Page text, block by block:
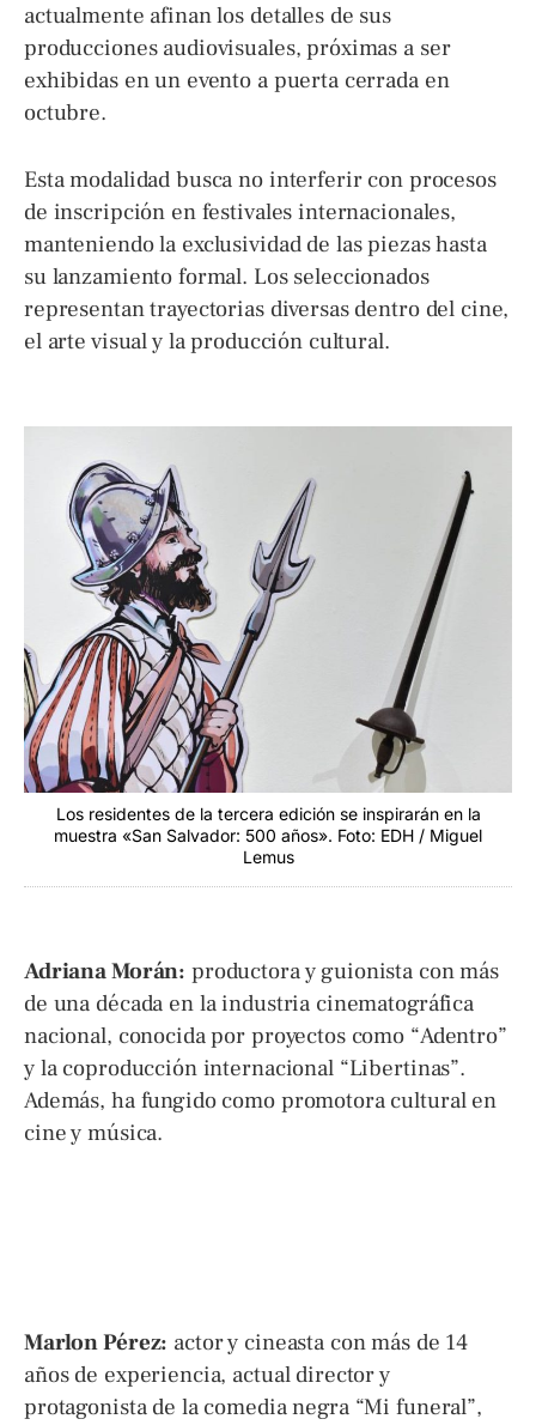
actualmente afinan los detalles de sus
producciones audiovisuales, próximas a ser
exhibidas en un evento a puerta cerrada en
octubre.
Esta modalidad busca no interferir con procesos
de inscripción en festivales internacionales,
manteniendo la exclusividad de las piezas hasta
su lanzamiento formal. Los seleccionados
representan trayectorias diversas dentro del cine,
el arte visual y la producción cultural.
Los residentes de la tercera edición se inspirarán en la
muestra «San Salvador: 500 años». Foto: EDH / Miguel
Lemus
Adriana Morán: productora y guionista con más
de una década en la industria cinematográfica
nacional, conocida por proyectos como “Adentro”
y la coproducción internacional “Libertinas”.
Además, ha fungido como promotora cultural en
cine y música.
Marlon Pérez: actor y cineasta con más de 14
años de experiencia, actual director y
protagonista de la comedia negra “Mi funeral”,